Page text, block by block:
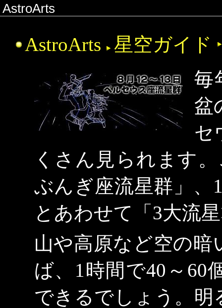
AstroArts
AstroArts
星空ガイド
毎
盆
セ
くさん見られます
ぶんぎ座流星群」、
とあわせて「3大流
山や高原など空の
ば、1時間で40～60
できるでしょう。明